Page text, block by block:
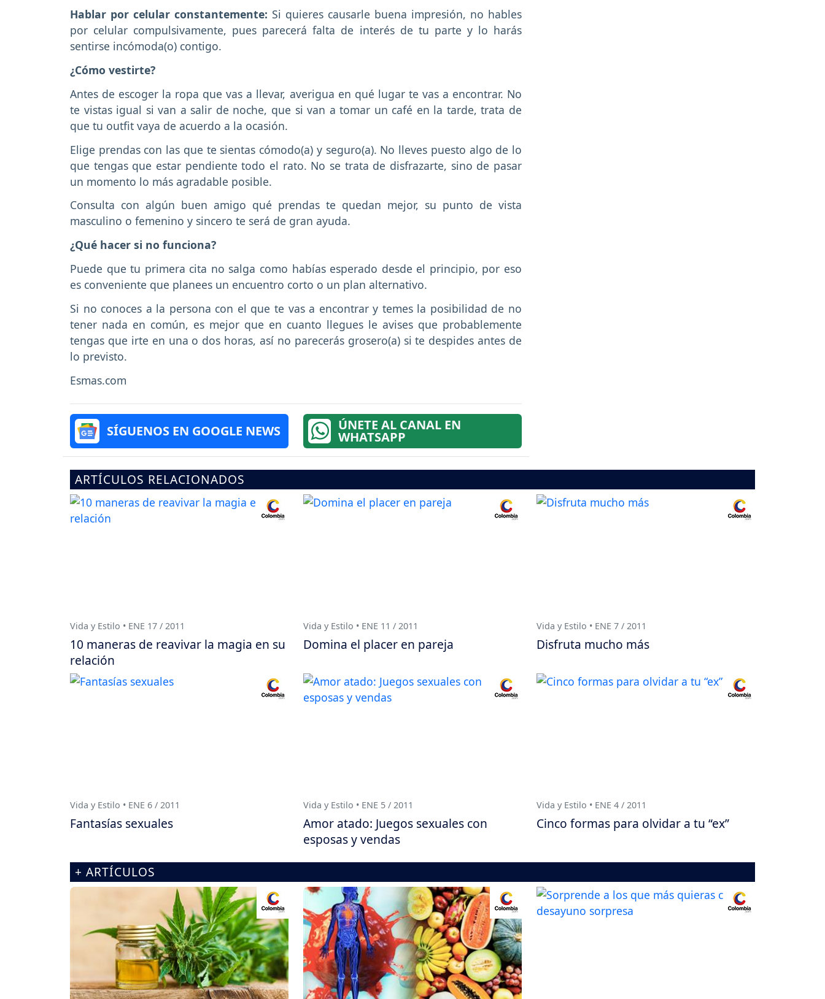
Hablar por celular constantemente: Si quieres causarle buena impresión, no hables
por celular compulsivamente, pues parecerá falta de interés de tu parte y lo harás
sentirse incómoda(o) contigo.
¿Cómo vestirte?
Antes de escoger la ropa que vas a llevar, averigua en qué lugar te vas a encontrar. No
te vistas igual si van a salir de noche, que si van a tomar un café en la tarde, trata de
que tu outfit vaya de acuerdo a la ocasión.
Elige prendas con las que te sientas cómodo(a) y seguro(a). No lleves puesto algo de lo
que tengas que estar pendiente todo el rato. No se trata de disfrazarte, sino de pasar
un momento lo más agradable posible.
Consulta con algún buen amigo qué prendas te quedan mejor, su punto de vista
masculino o femenino y sincero te será de gran ayuda.
¿Qué hacer si no funciona?
Puede que tu primera cita no salga como habías esperado desde el principio, por eso
es conveniente que planees un encuentro corto o un plan alternativo.
Si no conoces a la persona con el que te vas a encontrar y temes la posibilidad de no
tener nada en común, es mejor que en cuanto llegues le avises que probablemente
tengas que irte en una o dos horas, así no parecerás grosero(a) si te despides antes de
lo previsto.
Esmas.com
SÍGUENOS EN GOOGLE NEWS ÚNETE AL CANAL EN
WHATSAPP
ARTÍCULOS RELACIONADOS
Vida y Estilo • ENE 17 / 2011
10 maneras de reavivar la magia en su
relación
Vida y Estilo • ENE 11 / 2011
Domina el placer en pareja
Vida y Estilo • ENE 7 / 2011
Disfruta mucho más
Vida y Estilo • ENE 6 / 2011
Fantasías sexuales
Vida y Estilo • ENE 5 / 2011
Amor atado: Juegos sexuales con
esposas y vendas
Vida y Estilo • ENE 4 / 2011
Cinco formas para olvidar a tu “ex”
+ ARTÍCULOS